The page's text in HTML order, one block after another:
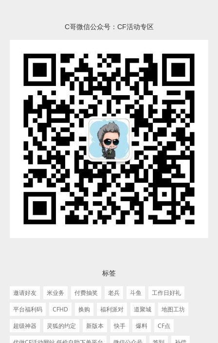
C哥微信公众号：CF活动专区
标签
邀请好友 米业务 付费抽奖 老兵 斗鱼
工作日好礼
平台福利码
CFHD 换购 福利派对 道聚城
地图工坊
超级神器
灵狐的约定 新版本 快手 爆料
CF点